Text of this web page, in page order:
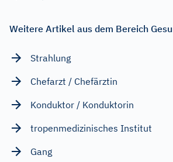
Weitere Artikel aus dem Bereich
Strahlung
Chefarzt / Chefärztin
Konduktor / Konduktorin
tropenmedizinisches Institut
Gang